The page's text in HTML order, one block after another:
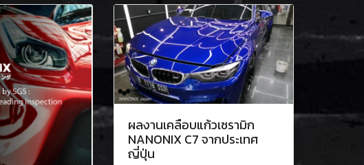
ผลงานเคลือบแก้วเซรามิก
NANONIX C7 จากประเทศ
ญี่ปุ่น